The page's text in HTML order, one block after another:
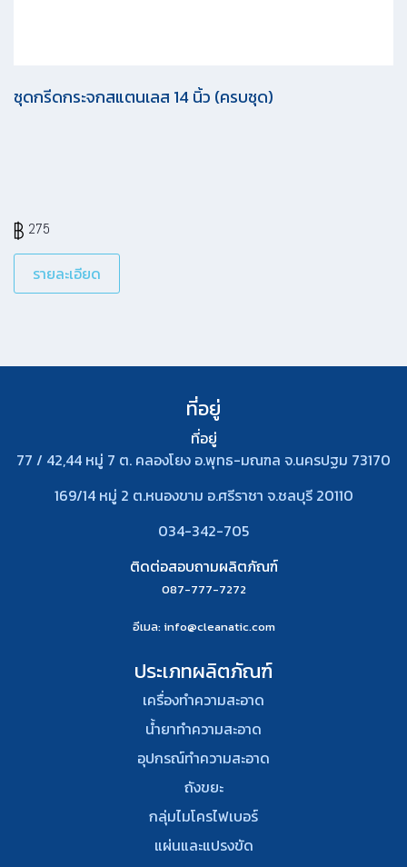
ชุดกรีดกระจกสแตนเลส 14 นิ้ว (ครบชุด)
275
รายละเอียด
ที่อยู่
ที่อยู่
77 / 42,44 หมู่ 7 ต. คลองโยง อ.พุทธ-มณฑล จ.นครปฐม 73170
169/14 หมู่ 2 ต.หนองขาม อ.ศรีราชา จ.ชลบุรี 20110
034-342-705
ติดต่อสอบถามผลิตภัณฑ์
087-777-7272
อีเมล: info@cleanatic.com
ประเภทผลิตภัณฑ์
เครื่องทำความสะอาด
น้ำยาทำความสะอาด
อุปกรณ์ทําความสะอาด
ถังขยะ
กลุ่มไมโครไฟเบอร์
แผ่นและแปรงขัด